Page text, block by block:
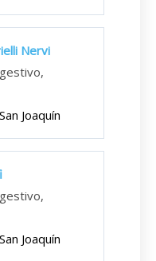
Nervi
Joaquín
Joaquín